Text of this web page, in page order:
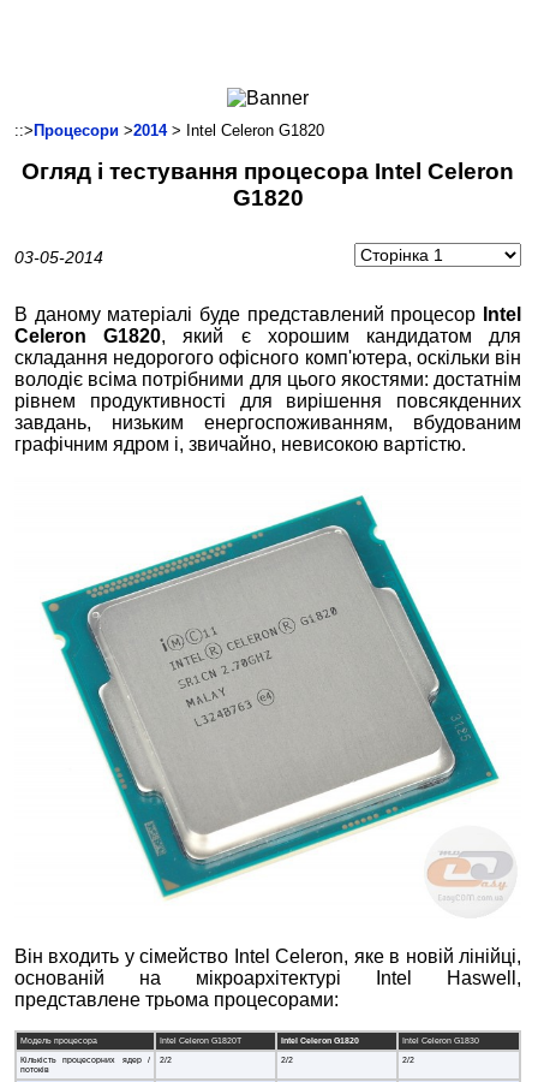
Смартфони
Комунікації
Автоелектроніка
::> Процесори >2014> Intel Celeron G1820
Огляд і тестування процесора Intel Celeron
G1820
03-05-2014
В даному матеріалі буде представлений процесор
Intel
Celeron G1820, який є хорошим кандидатом для
складання недорогого офісного комп'ютера, оскільки він
володіє всіма потрібними для цього якостями: достатнім
рівнем продуктивності для вирішення повсякденних
завдань, низьким енергоспоживанням, вбудованим
графічним ядром і, звичайно, невисокою вартістю.
Він входить у сімейство Intel Celeron, яке в новій лінійці,
основаній на мікроархітектурі Intel Haswell,
представлене трьома процесорами:
Модель процесора Intel Celeron G1820T Intel Celeron G1820
Intel Celeron G1830
Кількість процесорних ядер /
потоків
2/2 2/2 2/2